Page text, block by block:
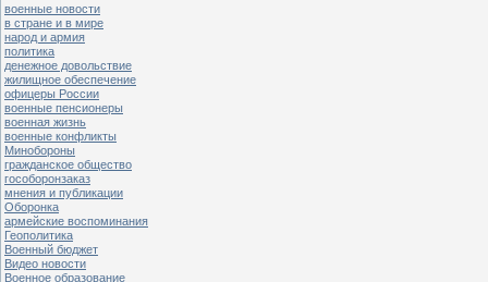
военные новости
в стране и в мире
народ и армия
политика
денежное довольствие
жилищное обеспечение
офицеры России
военные пенсионеры
военная жизнь
военные конфликты
Минобороны
гражданское общество
гособоронзаказ
мнения и публикации
Оборонка
армейские воспоминания
Геополитика
Военный бюджет
Видео новости
Военное образование